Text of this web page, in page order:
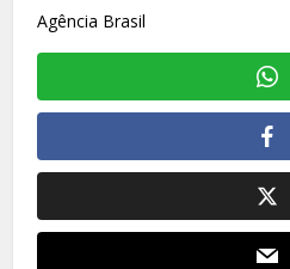
Agência Brasil